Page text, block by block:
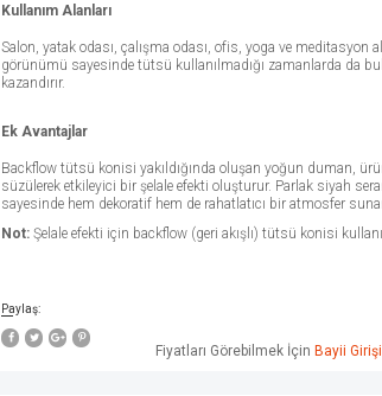
Fiyatları Görebilmek İçin Bayii Girişi
Kullanım Alanları
Salon, yatak odası, çalışma odası, ofis, yoga ve meditasyon
görünümü sayesinde tütsü kullanılmadığı zamanlarda da
kazandırır.
Ek Avantajlar
Backflow tütsü konisi yakıldığında oluşan yoğun duman,
süzülerek etkileyici bir şelale efekti oluşturur. Parlak siyah
sayesinde hem dekoratif hem de rahatlatıcı bir atmosfer
Not: Şelale efekti için backflow (geri akışlı) tütsü konisi
Paylaş: